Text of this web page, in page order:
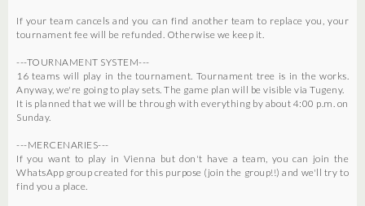
If your team cancels and you can find another team to replace you, your
tournament fee will be refunded. Otherwise we keep it.
---TOURNAMENT SYSTEM---
16 teams will play in the tournament. Tournament tree is in the works.
Anyway, we're going to play sets. The game plan will be visible via Tugeny.
It is planned that we will be through with everything by about 4:00 p.m. on
Sunday.
---MERCENARIES---
If you want to play in Vienna but don't have a team, you can join the
WhatsApp group created for this purpose (join the group!!) and we'll try to
find you a place.